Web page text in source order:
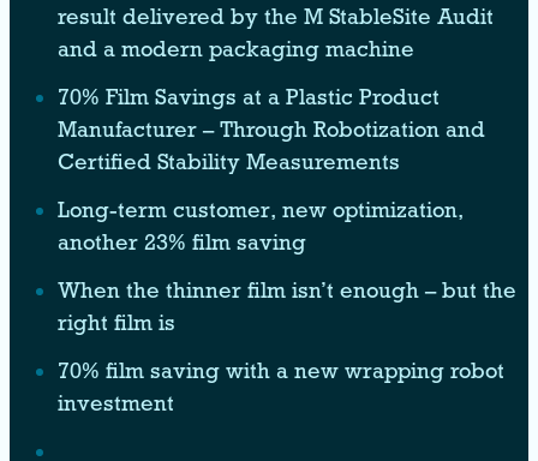
result delivered by the M StableSite Audit
and a modern packaging machine
70% Film Savings at a Plastic Product
Manufacturer – Through Robotization and
Certified Stability Measurements
Long-term customer, new optimization,
another 23% film saving
When the thinner film isn’t enough – but the
right film is
70% film saving with a new wrapping robot
investment